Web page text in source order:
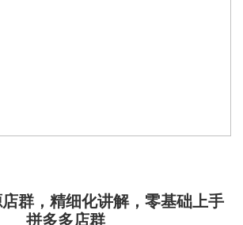
群，精细化讲解，零基础上手
拼多多店群